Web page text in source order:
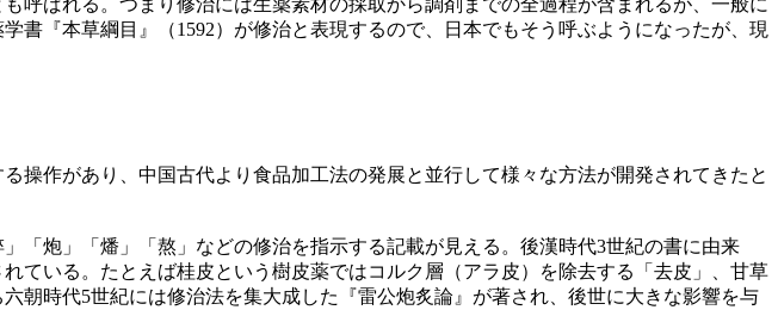
ばれる。つまり修治には生薬素材の採取から調剤までの全過程が含まれるが、一般に
『本草綱目』（1592）が修治と表現するので、日本でもそう呼ぶようになったが、現
作があり、中国古代より食品加工法の発展と並行して様々な方法が開発されてきたと
炮」「燔」「熬」などの修治を指示する記載が見える。後漢時代3世紀の書に由来
ている。たとえば桂皮という樹皮薬ではコルク層（アラ皮）を除去する「去皮」、甘草
朝時代5世紀には修治法を集大成した『雷公炮炙論』が著され、後世に大きな影響を与